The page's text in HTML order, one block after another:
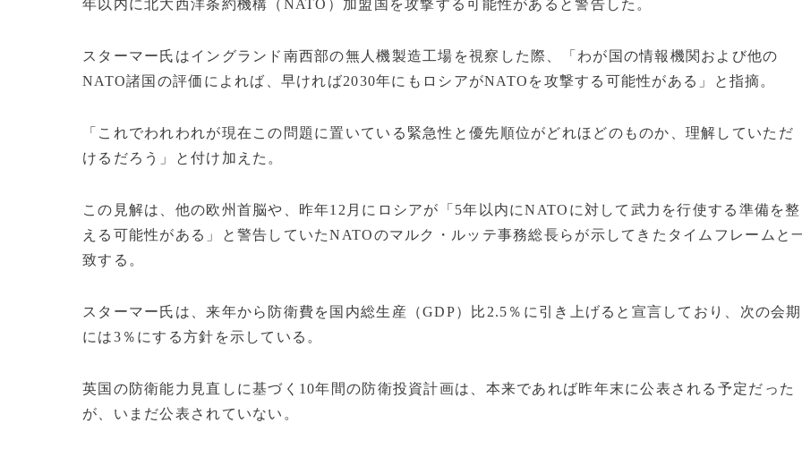
年以内に北大西洋条約機構（NATO）加盟国を攻撃する可能性があると警告した。
スターマー氏はイングランド南西部の無人機製造工場を視察した際、「わが国の情報機関および他の
NATO諸国の評価によれば、早ければ2030年にもロシアがNATOを攻撃する可能性がある」と指摘。
「これでわれわれが現在この問題に置いている緊急性と優先順位がどれほどのものか、理解していただ
けるだろう」と付け加えた。
この見解は、他の欧州首脳や、昨年12月にロシアが「5年以内にNATOに対して武力を行使する準備を整
える可能性がある」と警告していたNATOのマルク・ルッテ事務総長らが示してきたタイムフレームと
致する。
スターマー氏は、来年から防衛費を国内総生産（GDP）比2.5％に引き上げると宣言しており、次の会期
には3％にする方針を示している。
英国の防衛能力見直しに基づく10年間の防衛投資計画は、本来であれば昨年末に公表される予定だった
が、いまだ公表されていない。